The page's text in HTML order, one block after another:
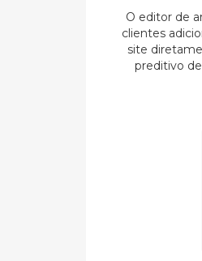
O editor de
clientes
site
preditivo